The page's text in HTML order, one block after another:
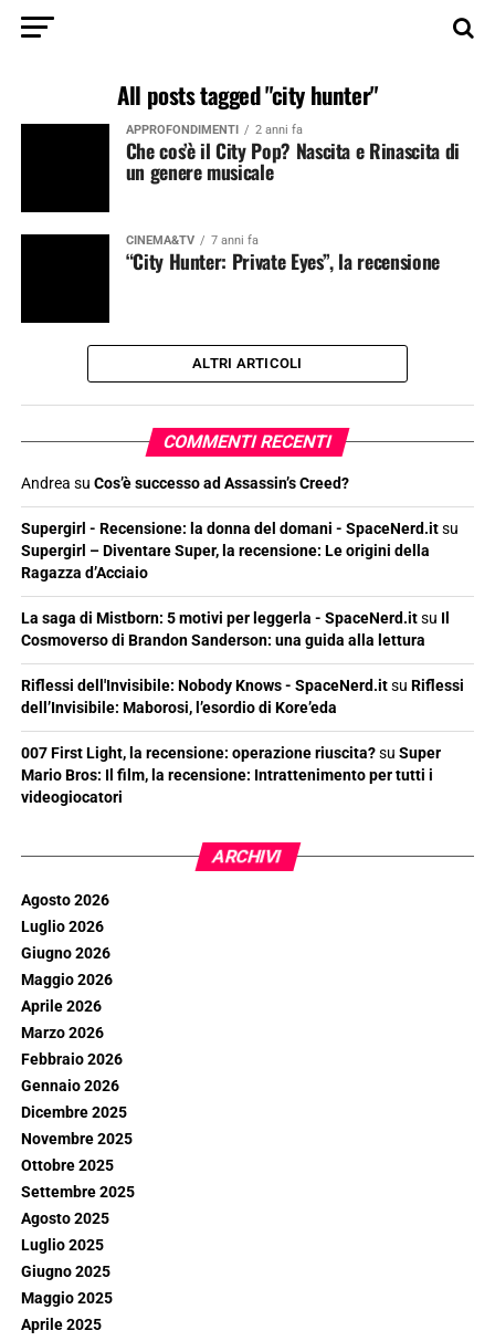
All posts tagged "city hunter"
APPROFONDIMENTI 2 anni fa
Che cos’è il City Pop? Nascita e Rinascita di
un genere musicale
CINEMA&TV 7 anni fa
“City Hunter: Private Eyes”, la recensione
ALTRI ARTICOLI
COMMENTI RECENTI
Andrea su Cos’è successo ad Assassin’s Creed?
Supergirl - Recensione: la donna del domani - SpaceNerd.itsu
Supergirl – Diventare Super, la recensione: Le origini della
Ragazza d’Acciaio
La saga di Mistborn: 5 motivi per leggerla - SpaceNerd.itsu Il
Cosmoverso di Brandon Sanderson: una guida alla lettura
Riflessi dell'Invisibile: Nobody Knows - SpaceNerd.itsu Riflessi
dell’Invisibile: Maborosi, l’esordio di Kore’eda
007 First Light, la recensione: operazione riuscita?su Super
Mario Bros: Il film, la recensione: Intrattenimento per tutti i
videogiocatori
ARCHIVI
Agosto 2026
Luglio 2026
Giugno 2026
Maggio 2026
Aprile 2026
Marzo 2026
Febbraio 2026
Gennaio 2026
Dicembre 2025
Novembre 2025
Ottobre 2025
Settembre 2025
Agosto 2025
Luglio 2025
Giugno 2025
Maggio 2025
Aprile 2025